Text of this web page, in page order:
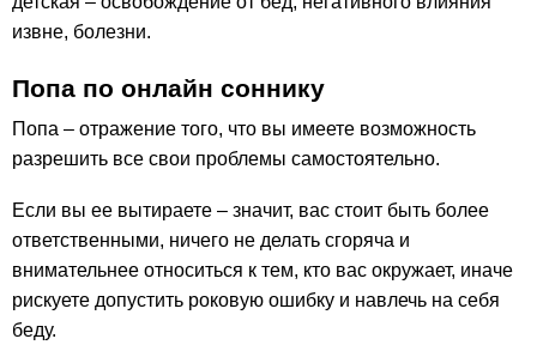
извне, болезни.
Попа по онлайн соннику
Попа – отражение того, что вы имеете возможность
разрешить все свои проблемы самостоятельно.
Если вы ее вытираете – значит, вас стоит быть более
ответственными, ничего не делать сгоряча и
внимательнее относиться к тем, кто вас окружает, иначе
рискуете допустить роковую ошибку и навлечь на себя
беду.